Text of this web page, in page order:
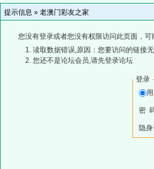
提示信息 » 老澳门彩友之家
您没有登录或者您没有权限访问此页面，
读取数据错误,原因：您要访问的链接
您还不是论坛会员,请先登录论坛
登录
密
隐